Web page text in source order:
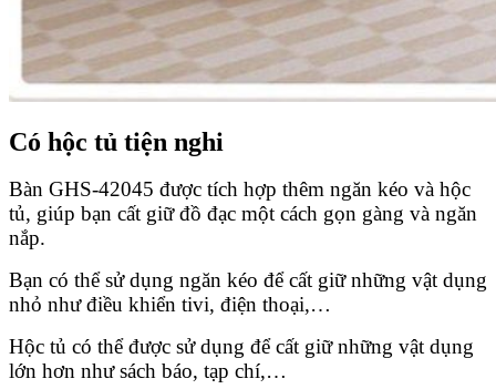
Có hộc tủ tiện nghi
Bàn GHS-42045 được tích hợp thêm ngăn kéo và hộc
tủ, giúp bạn cất giữ đồ đạc một cách gọn gàng và ngăn
nắp.
Bạn có thể sử dụng ngăn kéo để cất giữ những vật dụng
nhỏ như điều khiển tivi, điện thoại,…
Hộc tủ có thể được sử dụng để cất giữ những vật dụng
lớn hơn như sách báo, tạp chí,…